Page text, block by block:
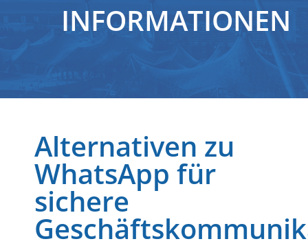
INFORMATIONEN
Alternativen zu
WhatsApp für
sichere